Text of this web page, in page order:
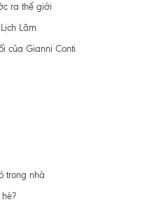
ra thế giới
Lãm
của Gianni Conti
trong nhà